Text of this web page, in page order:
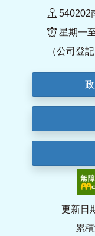
540202
星期一
（公司登
更新日
累